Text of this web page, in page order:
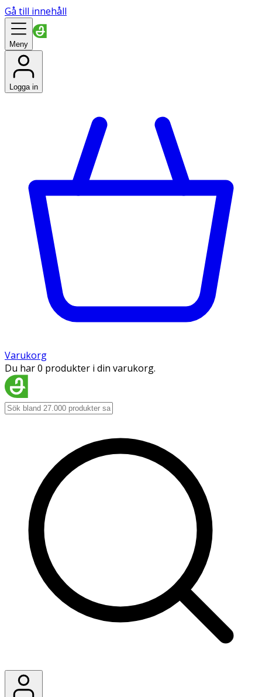
Gå till innehåll
Meny
Logga in
Varukorg
Du har 0 produkter i din varukorg.